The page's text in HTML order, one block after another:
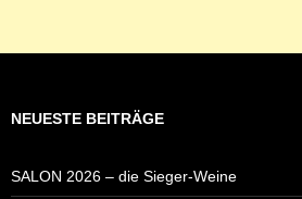
NEUESTE BEITRÄGE
SALON 2026 – die Sieger-Weine